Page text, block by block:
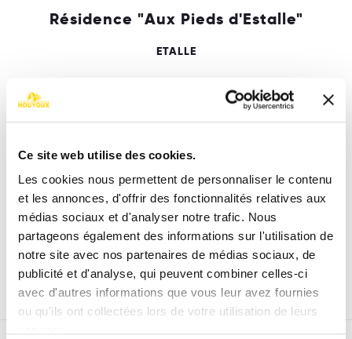
Ce site web utilise des cookies.
Les cookies nous permettent de personnaliser le contenu
et les annonces, d'offrir des fonctionnalités relatives aux
médias sociaux et d'analyser notre trafic. Nous
partageons également des informations sur l'utilisation de
notre site avec nos partenaires de médias sociaux, de
publicité et d'analyse, qui peuvent combiner celles-ci
avec d'autres informations que vous leur avez fournies
ou qu'ils ont collectées lors de votre utilisation de leurs
Résidence "Aux Pieds d'Estalle"
ETALLE
Immeuble mixte de 16 appartements et 5
commerces et bureaux.